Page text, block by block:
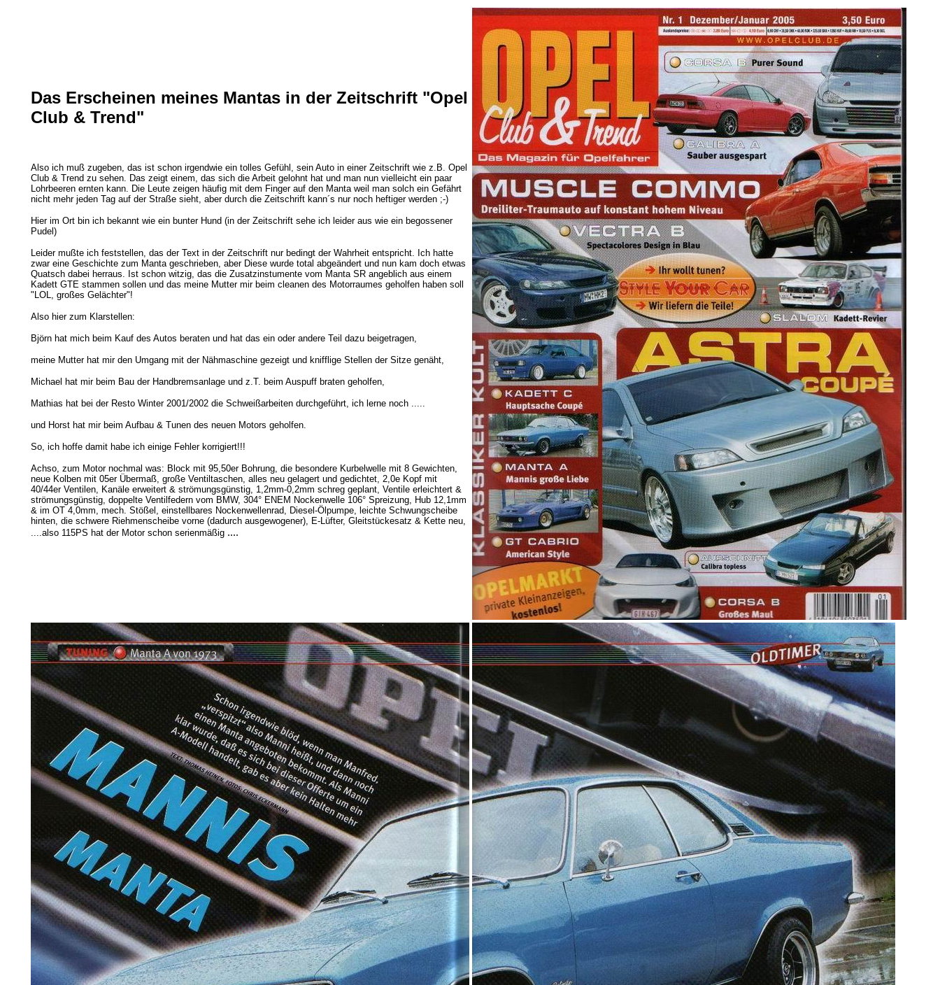
Das Erscheinen meines Mantas in der Zeitschrift "Opel
Club & Trend"
Also ich muß zugeben, das ist schon irgendwie ein tolles Gefühl, sein Auto in einer Zeitschrift wie z.B. Opel
Club & Trend zu sehen. Das zeigt einem, das sich die Arbeit gelohnt hat und man nun vielleicht ein paar
Lohrbeeren ernten kann. Die Leute zeigen häufig mit dem Finger auf den Manta weil man solch ein Gefährt
nicht mehr jeden Tag auf der Straße sieht, aber durch die Zeitschrift kann´s nur noch heftiger werden ;-)
Hier im Ort bin ich bekannt wie ein bunter Hund (in der Zeitschrift sehe ich leider aus wie ein begossener
Pudel)
Leider mußte ich feststellen, das der Text in der Zeitschrift nur bedingt der Wahrheit entspricht. Ich hatte
zwar eine Geschichte zum Manta geschrieben, aber Diese wurde total abgeändert und nun kam doch etwas
Quatsch dabei herraus. Ist schon witzig, das die Zusatzinstumente vom Manta SR angeblich aus einem
Kadett GTE stammen sollen und das meine Mutter mir beim cleanen des Motorraumes geholfen haben soll
"LOL, großes Gelächter"!
Also hier zum Klarstellen:
Björn hat mich beim Kauf des Autos beraten und hat das ein oder andere Teil dazu beigetragen,
meine Mutter hat mir den Umgang mit der Nähmaschine gezeigt und knifflige Stellen der Sitze genäht,
Michael hat mir beim Bau der Handbremsanlage und z.T. beim Auspuff braten geholfen,
Mathias hat bei der Resto Winter 2001/2002 die Schweißarbeiten durchgeführt, ich lerne noch .....
und Horst hat mir beim Aufbau & Tunen des neuen Motors geholfen.
So, ich hoffe damit habe ich einige Fehler korrigiert!!!
Achso, zum Motor nochmal was: Block mit 95,50er Bohrung, die besondere Kurbelwelle mit 8 Gewichten,
neue Kolben mit 05er Übermaß, große Ventiltaschen, alles neu gelagert und gedichtet, 2,0e Kopf mit
40/44er Ventilen, Kanäle erweitert & strömungsgünstig, 1,2mm-0,2mm schreg geplant, Ventile erleichtert &
strömungsgünstig, doppelte Ventilfedern vom BMW, 304° ENEM Nockenwelle 106° Spreizung, Hub 12,1mm
& im OT 4,0mm, mech. Stößel, einstellbares Nockenwellenrad, Diesel-Ölpumpe, leichte Schwungscheibe
hinten, die schwere Riehmenscheibe vorne (dadurch ausgewogener), E-Lüfter, Gleitstückesatz & Kette neu,
....also 115PS hat der Motor schon serienmäßig....